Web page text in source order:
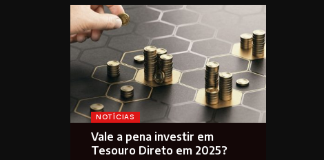
NOTÍCIAS
Vale a pena investir em
Tesouro Direto em 2025?